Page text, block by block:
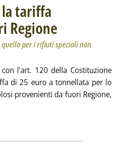
la tariffa
Regione . Sottotitolo: La
. Pubblicata venerdì 30
quella per i rifiuti speciali non
l'art. 120 della Costituzione
di 25 euro a tonnellata per lo
provenienti da fuori Regione,
la notizia: 'Valle D'Aosta,